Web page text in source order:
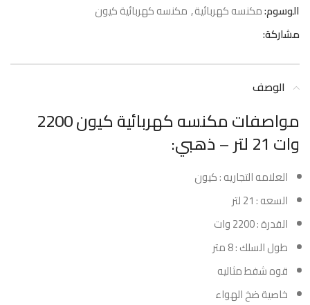
الوسوم:مكنسه كهربائية, مكنسه كهربائية كيون
مشاركة:
الوصف
مواصفات مكنسه كهربائية كيون 2200
وات 21 لتر – ذهبي:
العلامه التجاريه : كيون
السعه : 21 لتر
القدرة : 2200 وات
طول السلك : 8 متر
قوه شفط مثاليه
خاصية ضخ الهواء